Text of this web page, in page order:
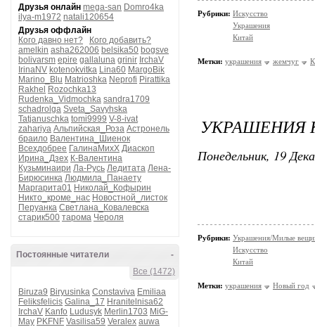
Друзья онлайн mega-san Domro4ka
ilya-m1972 natali120654
Друзья оффлайн
Кого давно нет?
Кого добавить?
amelkin asha262006 belsika50 bogsve
bolivarsm epire gallaluna grinir IrchaV
IrinaNV kotenokvitka Lina60 MargoBik
Marino_Blu Matrioshka Neprofi Pirattika
Rakhel
Rozochka13
Rudenka_Vidmochka sandra1709
schadrolga Sveta_Savyhska
Tatjanuschka tomi9999 V-8-ivat
zahariya Альпийская_Роза Астронель
браило Валентина_Шиенок
Всехдобрее ГалинаМихХ Диаскоп
Ирина_Дзех К-Валентина
Кузьминаири Ла-Русь Ледитата Лена-
Бирюсинка Людмила_Панаету
Маргарита01 Николай_Кофырин
Никто_кроме_нас Новостной_листок
Перуанка Светлана_Ковалевска
старик500 тарома Чероля
-
Постоянные читатели
Все (1472)
Biruza9 Biryusinka Constaviva Emiliaa
Feliksfelicis Galina_17 Hranitelnisa62
IrchaV Kanfo Ludusyk Merlin1703 MiG-
May PKFNF Vasilisa59 Veralex auwa
Рубрики: Искусство
Украшения
Китай
Метки: украшения жемчуг
УКРАШЕНИЯ
Понедельник, 19
Рубрики: Украшения/Милые
Искусство
Китай
Метки: украшения Новый год